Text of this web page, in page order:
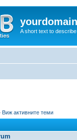
A short text to
Виж активните теми